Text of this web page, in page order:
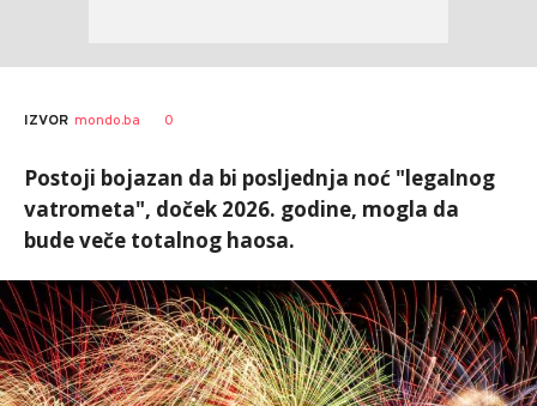
IZVOR mondo.ba 0
Postoji bojazan da bi posljednja noć "legalnog
vatrometa", doček 2026. godine, mogla da
bude veče totalnog haosa.